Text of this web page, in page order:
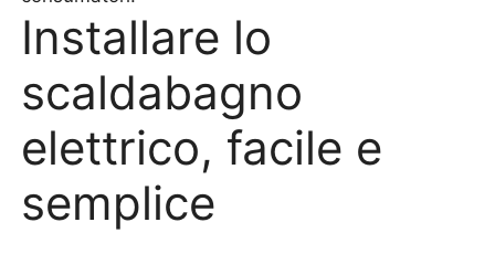
Installare lo
scaldabagno
elettrico, facile e
semplice